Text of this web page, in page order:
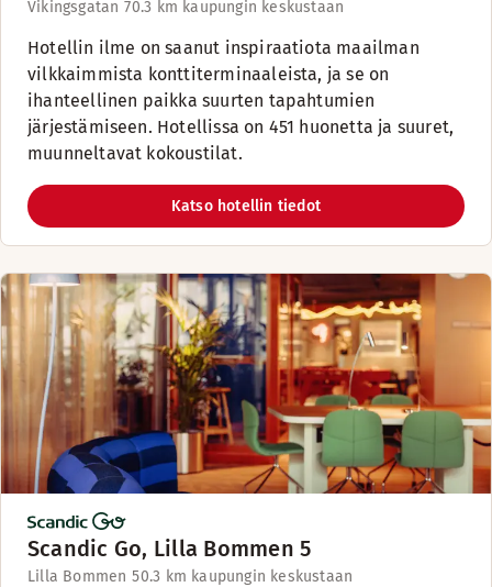
Vikingsgatan 70.3 km kaupungin keskustaan
Hotellin ilme on saanut inspiraatiota maailman
vilkkaimmista konttiterminaaleista, ja se on
ihanteellinen paikka suurten tapahtumien
järjestämiseen. Hotellissa on 451 huonetta ja suuret,
muunneltavat kokoustilat.
Katso hotellin tiedot
Scandic Go, Lilla Bommen 5
Lilla Bommen 50.3 km kaupungin keskustaan